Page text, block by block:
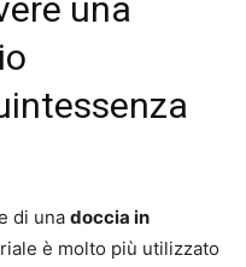
una
di una doccia in
è molto più utilizzato